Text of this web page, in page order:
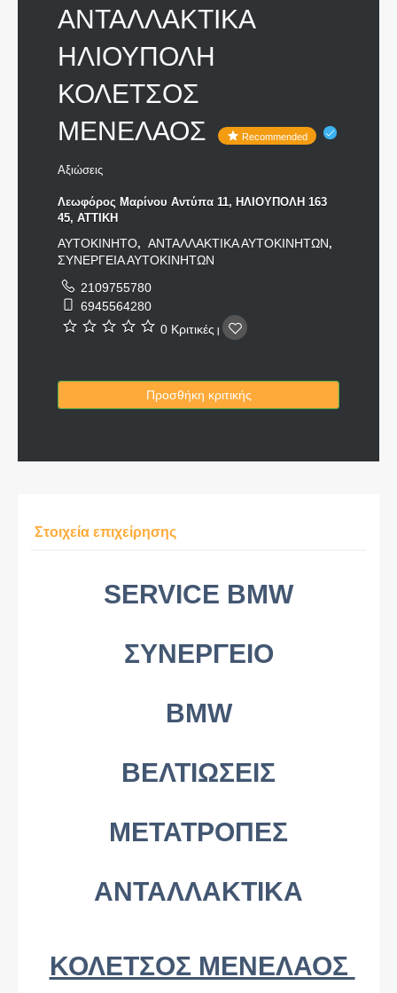
ΑΝΤΑΛΛΑΚΤΙΚΑ
ΗΛΙΟΥΠΟΛΗ
ΚΟΛΕΤΣΟΣ
ΜΕΝΕΛΑΟΣ
Recommended
Αξιώσεις
Λεωφόρος Μαρίνου Αντύπα 11, ΗΛΙΟΥΠΟΛΗ 163
45, ΑΤΤΙΚΗ
ΑΥΤΟΚΙΝΗΤΟ, ΑΝΤΑΛΛΑΚΤΙΚΑ ΑΥΤΟΚΙΝΗΤΩΝ,
ΣΥΝΕΡΓΕΙΑ ΑΥΤΟΚΙΝΗΤΩΝ
2109755780
6945564280
0 Κριτικές
Προσθήκη κριτικής
Στοιχεία επιχείρησης
SERVICE BMW
ΣΥΝΕΡΓΕΙΟ
BMW
ΒΕΛΤΙΩΣΕΙΣ
ΜΕΤΑΤΡΟΠΕΣ
ΑΝΤΑΛΛΑΚΤΙΚΑ
ΚΟΛΕΤΣΟΣ ΜΕΝΕΛΑΟΣ